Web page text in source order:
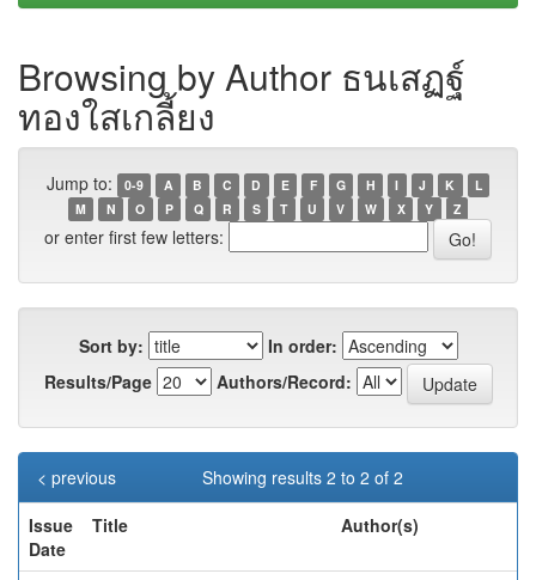
Browsing by Author ธนเสฏฐ์
ทองใสเกลี้ยง
Jump to: 0-9 A B C D E F G H I J K
L
M
N O P Q R S T U V W X Y Z
or enter first few letters:
Sort by:
In order:
Results/Page
Authors/Record:
Showing results 2 to 2 of 2
< previous
Issue
Date
Title Author(s)